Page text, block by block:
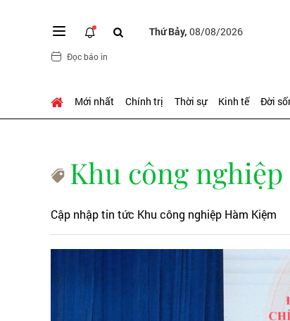
Thứ Bảy, 08/08/2026
Đọc báo in
Mới nhất Chính trị Thời sự Kinh tế Đời
Khu công
Cập nhập tin tức Khu công nghiệp Hàm Kiệm